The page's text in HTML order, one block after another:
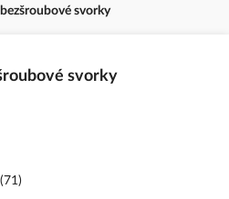
svorky
svorky
(71)